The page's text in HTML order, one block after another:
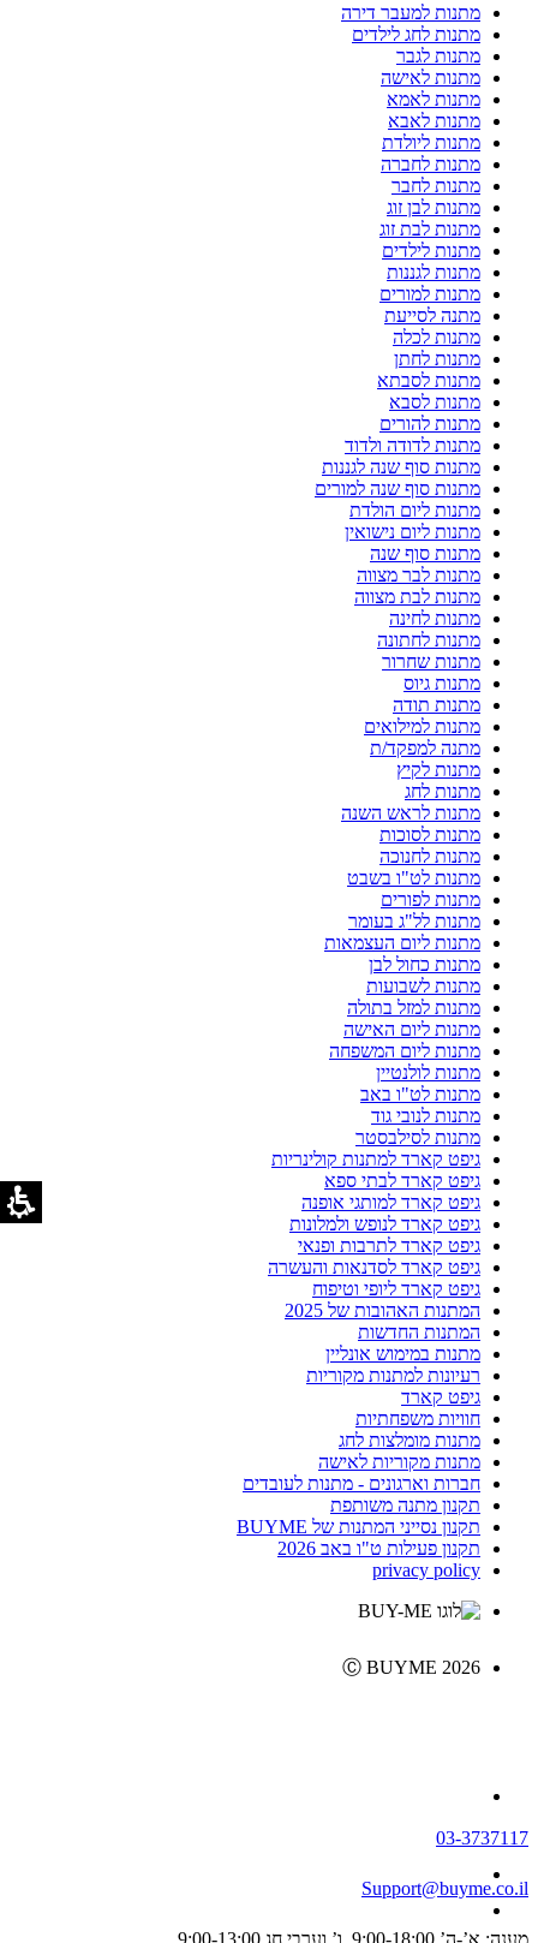
מתנות למעבר דירה
מתנות לחג לילדים
מתנות לגבר
מתנות לאישה
מתנות לאמא
מתנות לאבא
מתנות ליולדת
מתנות לחברה
מתנות לחבר
מתנות לבן זוג
מתנות לבת זוג
מתנות לילדים
מתנות לגננות
מתנות למורים
מתנה לסייעת
מתנות לכלה
מתנות לחתן
מתנות לסבתא
מתנות לסבא
מתנות להורים
מתנות לדודה ולדוד
מתנות סוף שנה לגננות
מתנות סוף שנה למורים
מתנות ליום הולדת
מתנות ליום נישואין
מתנות סוף שנה
מתנות לבר מצווה
מתנות לבת מצווה
מתנות לחינה
מתנות לחתונה
מתנות שחרור
מתנות גיוס
מתנות תודה
מתנות למילואים
מתנה למפקד/ת
מתנות לקיץ
מתנות לחג
מתנות לראש השנה
מתנות לסוכות
מתנות לחנוכה
מתנות לט"ו בשבט
מתנות לפורים
מתנות לל"ג בעומר
מתנות ליום העצמאות
מתנות כחול לבן
מתנות לשבועות
מתנות למזל בתולה
מתנות ליום האישה
מתנות ליום המשפחה
מתנות לולנטיין
מתנות לט"ו באב
מתנות לנובי גוד
מתנות לסילבסטר
גיפט קארד למתנות קולינריות
גיפט קארד לבתי ספא
גיפט קארד למותגי אופנה
גיפט קארד לנופש ולמלונות
גיפט קארד לתרבות ופנאי
גיפט קארד לסדנאות והעשרה
גיפט קארד ליופי וטיפוח
המתנות האהובות של 2025
המתנות החדשות
מתנות במימוש אונליין
רעיונות למתנות מקוריות
גיפט קארד
חוויות משפחתיות
מתנות מומלצות לחג
מתנות מקוריות לאישה
חברות וארגונים - מתנות לעובדים
תקנון מתנה משותפת
תקנון נסייני המתנות של BUYME
תקנון פעילות ט"ו באב 2026
privacy policy
Ⓒ BUYME 2026
03-3737117
Support@buyme.co.il
מענה: א’-ה’ 9:00-18:00, ו’ וערבי חג 9:00-13:00